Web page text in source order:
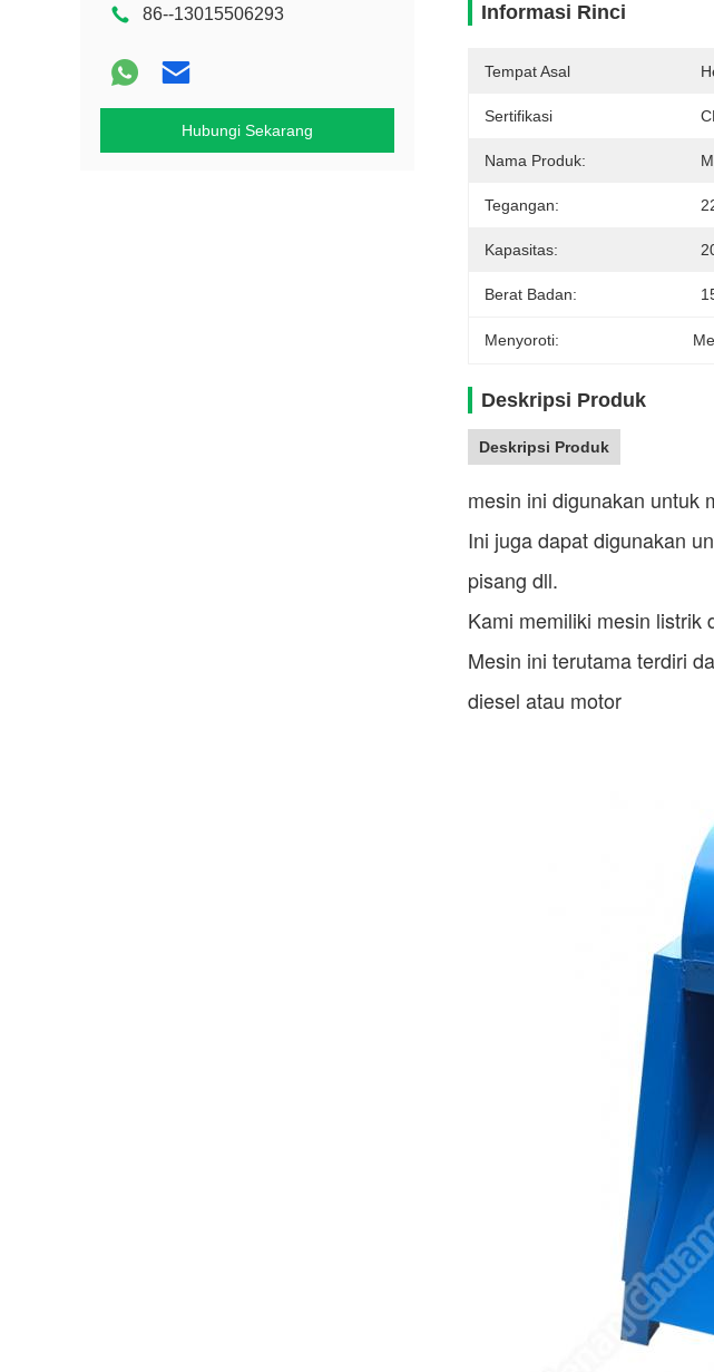
86--13015506293
Hubungi Sekarang
Informasi Rinci
Tempat Asal
Sertifikasi
Nama Produk:
Tegangan:
Kapasitas:
Berat Badan:
Menyoroti:
Deskripsi Produk
Deskripsi Produk
mesin ini digunakan untuk
Ini juga dapat digunakan
pisang dll.
Kami memiliki mesin listrik
Mesin ini terutama terdiri
diesel atau motor